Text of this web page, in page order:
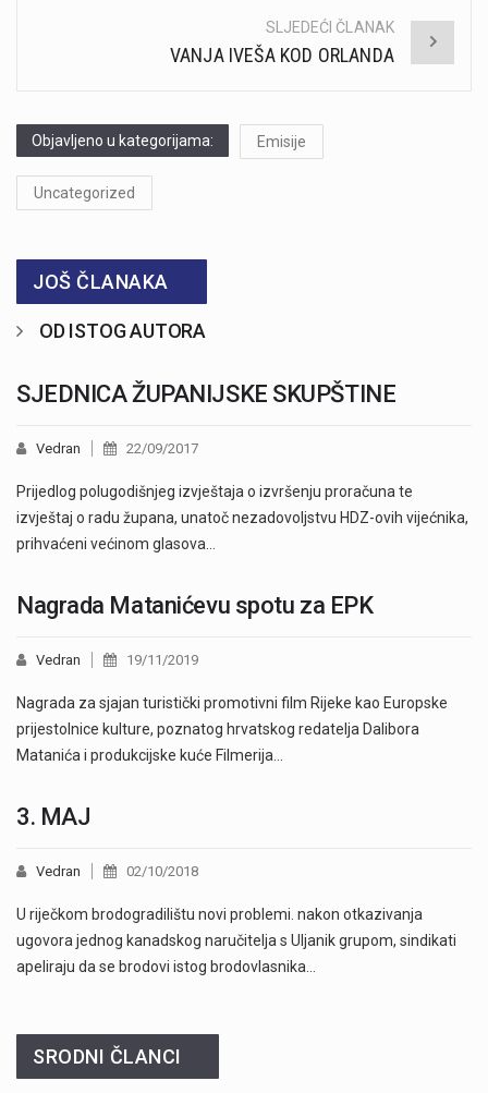
SLJEDEĆI ČLANAK
VANJA IVEŠA KOD ORLANDA
Objavljeno u kategorijama: Emisije
Uncategorized
JOŠ ČLANAKA
OD ISTOG AUTORA
SJEDNICA ŽUPANIJSKE SKUPŠTINE
Vedran 22/09/2017
Prijedlog polugodišnjeg izvještaja o izvršenju proračuna te
izvještaj o radu župana, unatoč nezadovoljstvu HDZ-ovih vijećnika,
prihvaćeni većinom glasova…
Nagrada Matanićevu spotu za EPK
Vedran 19/11/2019
Nagrada za sjajan turistički promotivni film Rijeke kao Europske
prijestolnice kulture, poznatog hrvatskog redatelja Dalibora
Matanića i produkcijske kuće Filmerija…
3. MAJ
Vedran 02/10/2018
U riječkom brodogradilištu novi problemi. nakon otkazivanja
ugovora jednog kanadskog naručitelja s Uljanik grupom, sindikati
apeliraju da se brodovi istog brodovlasnika…
SRODNI ČLANCI